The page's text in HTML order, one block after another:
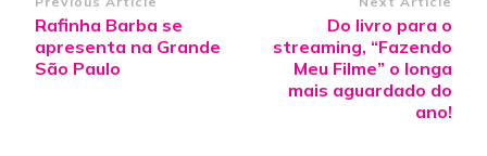
Post
Navigation
Rafinha Barba se
apresenta na Grande
São Paulo
Do livro para o
streaming, “Fazendo
Meu Filme” o longa
mais aguardado do
ano!